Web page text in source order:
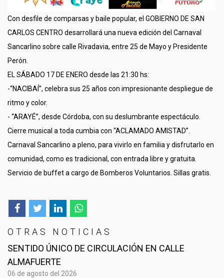
Con desfile de comparsas y baile popular, el GOBIERNO DE SAN
CARLOS CENTRO desarrollará una nueva edición del Carnaval
Sancarlino sobre calle Rivadavia, entre 25 de Mayo y Presidente
Perón.
EL SÁBADO 17 DE ENERO desde las 21:30 hs:
-“NACIBAÍ”, celebra sus 25 años con impresionante despliegue de
ritmo y color.
- “ARAYÉ”, desde Córdoba, con su deslumbrante espectáculo.
Cierre musical a toda cumbia con “ACLAMADO AMISTAD”.
Carnaval Sancarlino a pleno, para vivirlo en familia y disfrutarlo en
comunidad, como es tradicional, con entrada libre y gratuita.
Servicio de buffet a cargo de Bomberos Voluntarios. Sillas gratis.
OTRAS NOTICIAS
SENTIDO ÚNICO DE CIRCULACIÓN EN CALLE
ALMAFUERTE
06 de agosto del 2026